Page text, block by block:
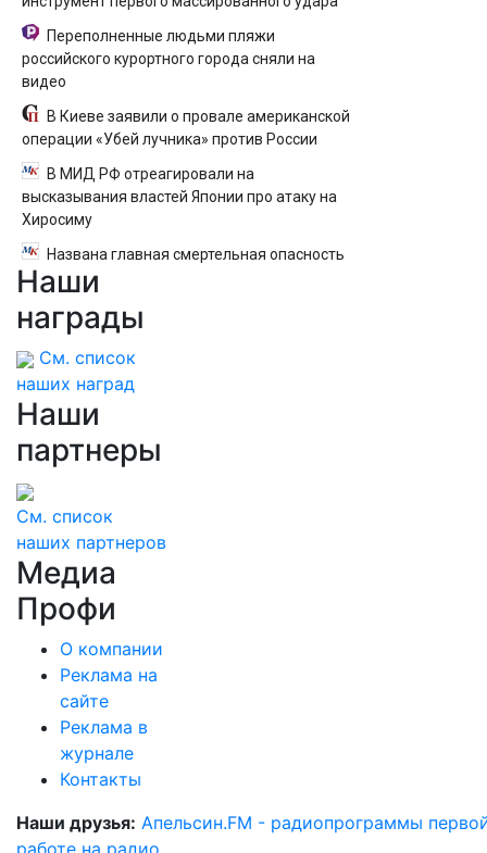
Переполненные людьми пляжи
российского курортного города сняли на
видео
В Киеве заявили о провале американской
операции «Убей лучника» против России
В МИД РФ отреагировали на
высказывания властей Японии про атаку на
Хиросиму
Названа главная смертельная опасность
секса
Наши
награды
См. список
наших наград
Наши
партнеры
См. список
наших партнеров
Медиа
Профи
О компании
Реклама на
сайте
Реклама в
журнале
Контакты
Наши друзья: Апельсин.FM - радиопрограммы
работе на радио